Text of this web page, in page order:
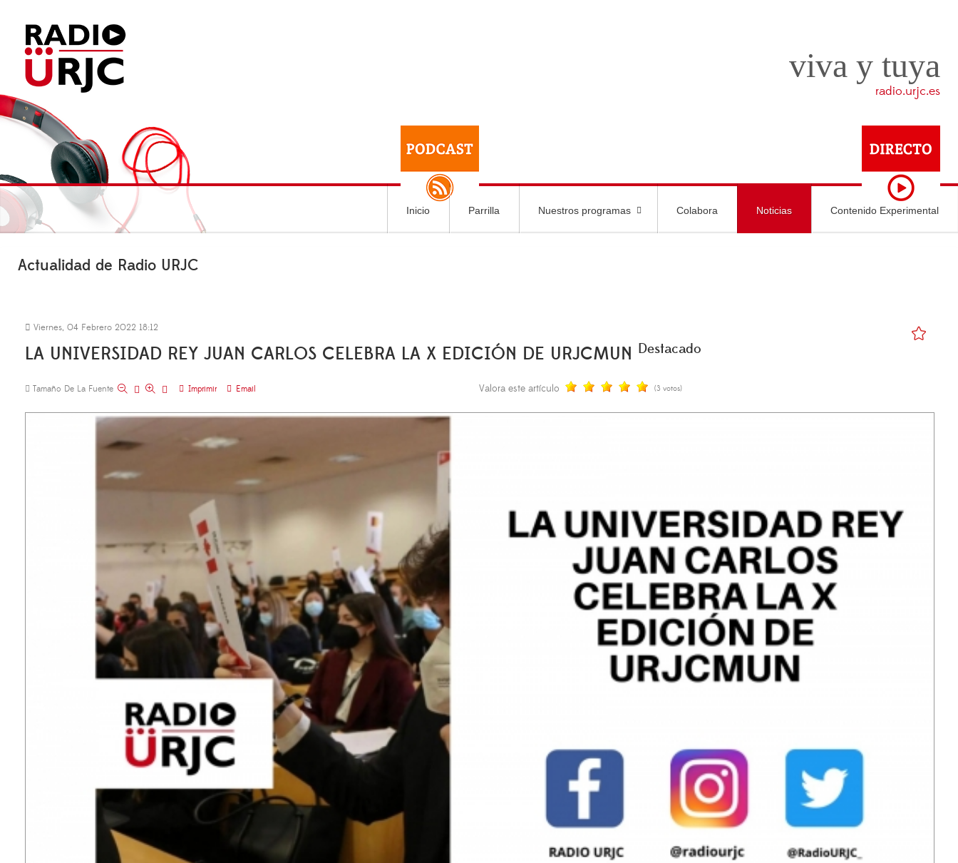
viva y tuya
radio.urjc.es
Inicio Parrilla Nuestros programas Colabora Noticias Contenido Experimental
Actualidad de Radio URJC
Viernes, 04 Febrero 2022 18:12
LA UNIVERSIDAD REY JUAN CARLOS CELEBRA LA X EDICIÓN DE URJCMUN Destacado
Tamaño De La Fuente Imprimir Email Valora este artículo (3 votos)